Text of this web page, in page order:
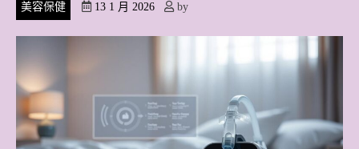
美容保健 13 1 月 2026 by